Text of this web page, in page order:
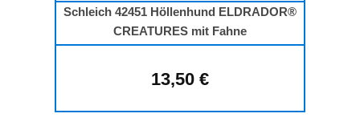
Schleich 42451 Höllenhund ELDRADOR®
CREATURES mit Fahne
Regulärer Preis:
13,50 €